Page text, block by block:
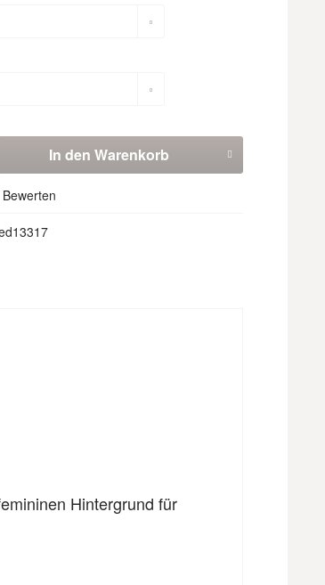
In den Warenkorb
Bewerten
Hintergrund für